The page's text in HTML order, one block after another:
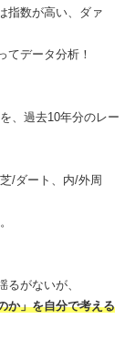
指数が高い、ダァ
てデータ分析！
、過去10年分のレー
/ダート、内/外周
がないが、
か」を自分で考える